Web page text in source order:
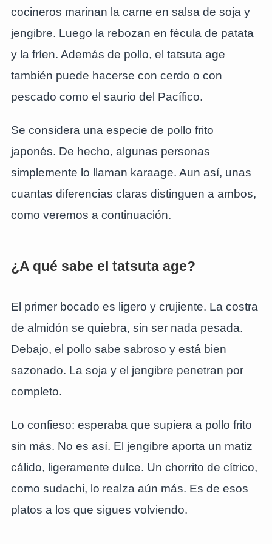
cocineros marinan la carne en salsa de soja y
jengibre. Luego la rebozan en fécula de patata
y la fríen. Además de pollo, el tatsuta age
también puede hacerse con cerdo o con
pescado como el saurio del Pacífico.
Se considera una especie de pollo frito
japonés. De hecho, algunas personas
simplemente lo llaman karaage. Aun así, unas
cuantas diferencias claras distinguen a ambos,
como veremos a continuación.
¿A qué sabe el tatsuta age?
El primer bocado es ligero y crujiente. La costra
de almidón se quiebra, sin ser nada pesada.
Debajo, el pollo sabe sabroso y está bien
sazonado. La soja y el jengibre penetran por
completo.
Lo confieso: esperaba que supiera a pollo frito
sin más. No es así. El jengibre aporta un matiz
cálido, ligeramente dulce. Un chorrito de cítrico,
como sudachi, lo realza aún más. Es de esos
platos a los que sigues volviendo.